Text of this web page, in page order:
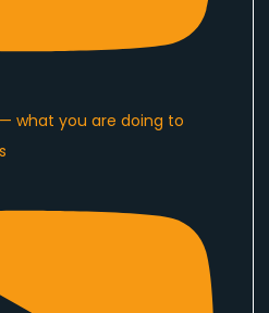
what you are doing to